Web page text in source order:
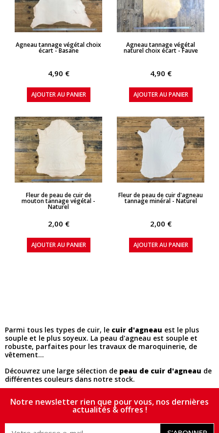
APERÇU RAPIDE
Agneau tannage végétal choix
écart - Basane
4,90 €
AJOUTER AU PANIER
APERÇU RAPIDE
Agneau tannage végétal
naturel choix écart - Fauve
4,90 €
AJOUTER AU PANIER
APERÇU RAPIDE
Fleur de peau de cuir de
mouton tannage végétal -
Naturel
2,00 €
AJOUTER AU PANIER
APERÇU RAPIDE
Fleur de peau de cuir d'agneau
tannage minéral - Naturel
2,00 €
AJOUTER AU PANIER
Parmi tous les types de cuir, le cuir d'agneau est le plus
souple et le plus soyeux. La peau d'agneau est souple et
robuste, parfaites pour les travaux de maroquinerie, de
vêtement...
Découvrez une large sélection de peau de cuir d'agneau de
différentes couleurs dans notre stock.
Notre newsletter rien que pour vous, nos dernières
actualités & offres !